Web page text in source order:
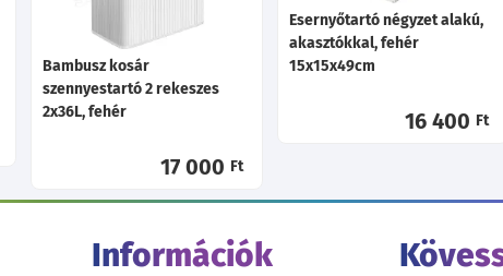
Esernyőtartó négyzet alakú,
akasztókkal, fehér
15x15x49cm
16 400 Ft
Bambusz kosár
szennyestartó 2 rekeszes
2x36L, fehér
17 000 Ft
Információk